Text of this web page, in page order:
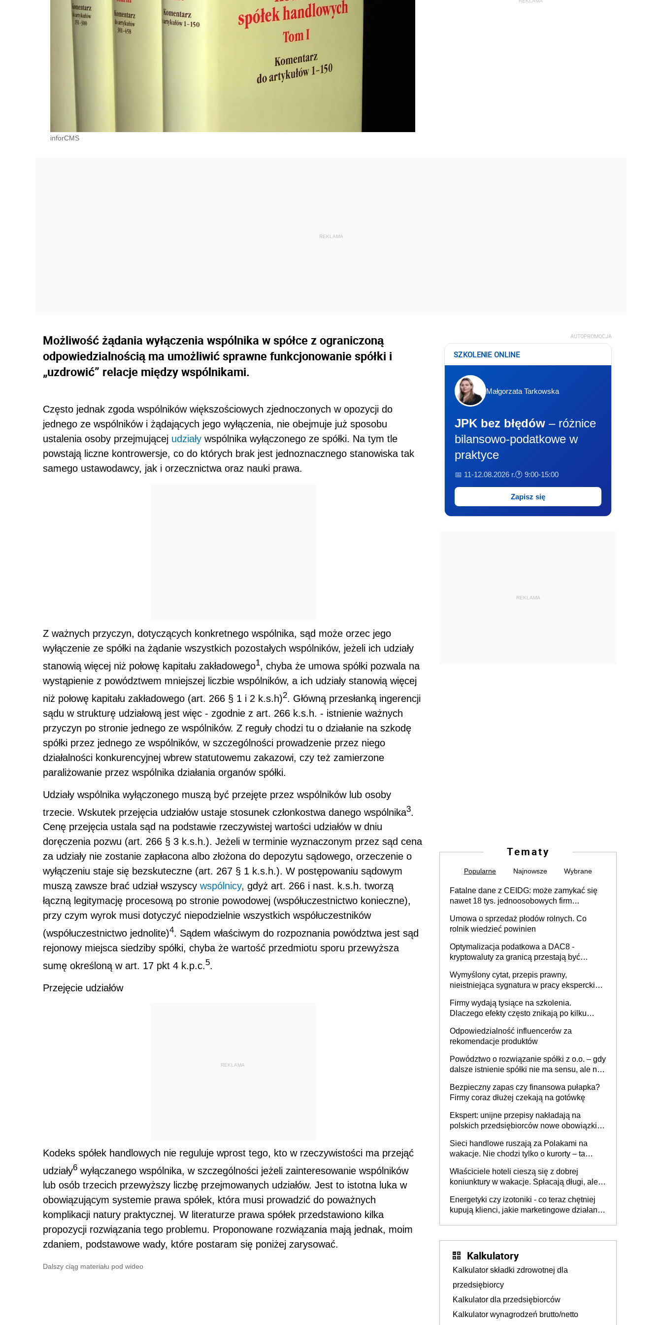
inforCMS
Możliwość żądania wyłączenia wspólnika w spółce z ograniczoną
odpowiedzialnością ma umożliwić sprawne funkcjonowanie spółki i
„uzdrowić” relacje między wspólnikami.
Często jednak zgoda wspólników większościowych zjednoczonych w opozycji do
jednego ze wspólników i żądających jego wyłączenia, nie obejmuje już sposobu
ustalenia osoby przejmującej udziały wspólnika wyłączonego ze spółki. Na tym tle
powstają liczne kontrowersje, co do których brak jest jednoznacznego stanowiska tak
samego ustawodawcy, jak i orzecznictwa oraz nauki prawa.
Z ważnych przyczyn, dotyczących konkretnego wspólnika, sąd może orzec jego
wyłączenie ze spółki na żądanie wszystkich pozostałych wspólników, jeżeli ich udziały
stanowią więcej niż połowę kapitału zakładowego1, chyba że umowa spółki pozwala na
wystąpienie z powództwem mniejszej liczbie wspólników, a ich udziały stanowią więcej
niż połowę kapitału zakładowego (art. 266 § 1 i 2 k.s.h)2. Główną przesłanką ingerencji
sądu w strukturę udziałową jest więc - zgodnie z art. 266 k.s.h. - istnienie ważnych
przyczyn po stronie jednego ze wspólników. Z reguły chodzi tu o działanie na szkodę
spółki przez jednego ze wspólników, w szczególności prowadzenie przez niego
działalności konkurencyjnej wbrew statutowemu zakazowi, czy też zamierzone
paraliżowanie przez wspólnika działania organów spółki.
Udziały wspólnika wyłączonego muszą być przejęte przez wspólników lub osoby
trzecie. Wskutek przejęcia udziałów ustaje stosunek członkostwa danego wspólnika3.
Cenę przejęcia ustala sąd na podstawie rzeczywistej wartości udziałów w dniu
doręczenia pozwu (art. 266 § 3 k.s.h.). Jeżeli w terminie wyznaczonym przez sąd cena
za udziały nie zostanie zapłacona albo złożona do depozytu sądowego, orzeczenie o
wyłączeniu staje się bezskuteczne (art. 267 § 1 k.s.h.). W postępowaniu sądowym
muszą zawsze brać udział wszyscy wspólnicy, gdyż art. 266 i nast. k.s.h. tworzą
łączną legitymację procesową po stronie powodowej (współuczestnictwo konieczne),
przy czym wyrok musi dotyczyć niepodzielnie wszystkich współuczestników
(współuczestnictwo jednolite)4. Sądem właściwym do rozpoznania powództwa jest sąd
rejonowy miejsca siedziby spółki, chyba że wartość przedmiotu sporu przewyższa
sumę określoną w art. 17 pkt 4 k.p.c.5.
Przejęcie udziałów
REKLAMA
Kodeks spółek handlowych nie reguluje wprost tego, kto w rzeczywistości ma przejąć
udziały6 wyłączanego wspólnika, w szczególności jeżeli zainteresowanie wspólników
lub osób trzecich przewyższy liczbę przejmowanych udziałów. Jest to istotna luka w
obowiązującym systemie prawa spółek, która musi prowadzić do poważnych
komplikacji natury praktycznej. W literaturze prawa spółek przedstawiono kilka
propozycji rozwiązania tego problemu. Proponowane rozwiązania mają jednak, moim
zdaniem, podstawowe wady, które postaram się poniżej zarysować.
Dalszy ciąg materiału pod wideo
AUTOPROMOCJA
SZKOLENIE ONLINE
Małgorzata Tarkowska
JPK bez błędów – różnice
bilansowo-podatkowe w
praktyce
📅 11-12.08.2026 r.🕐 9:00-15:00
Zapisz się
REKLAMA
Tematy
Popularne Najnowsze Wybrane
Fatalne dane z CEIDG: może zamykać się
nawet 18 tys. jednoosobowych firm
Umowa o sprzedaż płodów rolnych. Co
rolnik wiedzieć powinien
Optymalizacja podatkowa a DAC8 -
kryptowaluty za granicą przestają być
Wymyślony cytat, przepis prawny,
nieistniejąca sygnatura w pracy eksperckiej -
firmie
Firmy wydają tysiące na szkolenia.
Dlaczego efekty często znikają po kilku
Odpowiedzialność influencerów za
rekomendacje produktów
Powództwo o rozwiązanie spółki z o.o. – gdy
dalsze istnienie spółki nie ma sensu, ale nie
Bezpieczny zapas czy finansowa pułapka?
Firmy coraz dłużej czekają na gotówkę
Ekspert: unijne przepisy nakładają na
polskich przedsiębiorców nowe obowiązki w
Sieci handlowe ruszają za Polakami na
wakacje. Nie chodzi tylko o kurorty – ta
tam, gdzie wielu spędzi urlop po cichu
Właściciele hoteli cieszą się z dobrej
koniunktury w wakacje. Spłacają długi, ale
Energetyki czy izotoniki - co teraz chętniej
kupują klienci, jakie marketingowe działania
Kalkulatory
Kalkulator składki zdrowotnej dla
przedsiębiorcy
Kalkulator dla przedsiębiorców
Kalkulator wynagrodzeń brutto/netto